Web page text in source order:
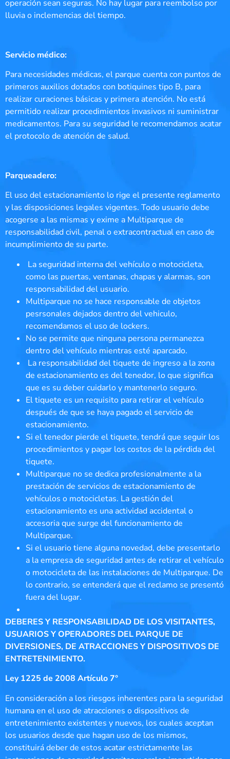
operación sean seguras. No hay lugar para reembolso por
lluvia o inclemencias del tiempo.
Servicio médico:
Para necesidades médicas, el parque cuenta con puntos de
primeros auxilios dotados con botiquines tipo B, para
realizar curaciones básicas y primera atención. No está
permitido realizar procedimientos invasivos ni suministrar
medicamentos. Para su seguridad le recomendamos acatar
el protocolo de atención de salud.
Parqueadero:
El uso del estacionamiento lo rige el presente reglamento
y las disposiciones legales vigentes. Todo usuario debe
acogerse a las mismas y exime a Multiparque de
responsabilidad civil, penal o extracontractual en caso de
incumplimiento de su parte.
La seguridad interna del vehículo o motocicleta,
como las puertas, ventanas, chapas y alarmas, son
responsabilidad del usuario.
Multiparque no se hace responsable de objetos
pesrsonales dejados dentro del vehiculo,
recomendamos el uso de lockers.
No se permite que ninguna persona permanezca
dentro del vehículo mientras esté aparcado.
La responsabilidad del tiquete de ingreso a la zona
de estacionamiento es del tenedor, lo que significa
que es su deber cuidarlo y mantenerlo seguro.
El tiquete es un requisito para retirar el vehículo
después de que se haya pagado el servicio de
estacionamiento.
Si el tenedor pierde el tiquete, tendrá que seguir los
procedimientos y pagar los costos de la pérdida del
tiquete.
Multiparque no se dedica profesionalmente a la
prestación de servicios de estacionamiento de
vehículos o motocicletas. La gestión del
estacionamiento es una actividad accidental o
accesoria que surge del funcionamiento de
Multiparque.
Si el usuario tiene alguna novedad, debe presentarlo
a la empresa de seguridad antes de retirar el vehículo
o motocicleta de las instalaciones de Multiparque. De
lo contrario, se entenderá que el reclamo se presentó
fuera del lugar.
DEBERES Y RESPONSABILIDAD DE LOS VISITANTES,
USUARIOS Y OPERADORES DEL PARQUE DE
DIVERSIONES, DE ATRACCIONES Y DISPOSITIVOS DE
ENTRETENIMIENTO.
Ley 1225 de 2008 Artículo 7°
En consideración a los riesgos inherentes para la seguridad
humana en el uso de atracciones o dispositivos de
entretenimiento existentes y nuevos, los cuales aceptan
los usuarios desde que hagan uso de los mismos,
constituirá deber de estos acatar estrictamente las